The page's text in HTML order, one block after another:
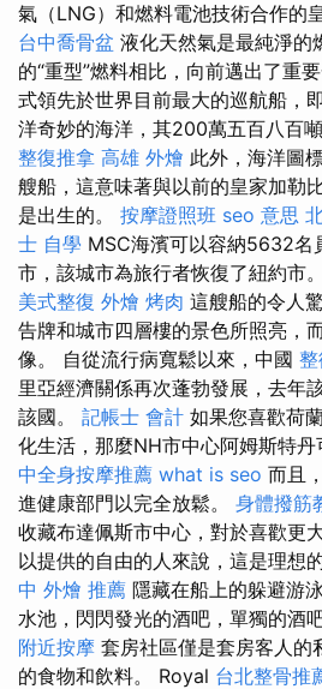
氣（LNG）和燃料電池技術合作的
台中喬骨盆 液化天然氣是最純淨的
的“重型”燃料相比，向前邁出了重
式領先於世界目前最大的巡航船，
洋奇妙的海洋，其200萬五百八百
整復推拿 高雄 外燴 此外，海洋圖
艘船，這意味著與以前的皇家加勒
是出生的。 按摩證照班 seo 意思
士 自學 MSC海濱可以容納5632名
市，該城市為旅行者恢復了紐約市。
美式整復 外燴 烤肉 這艘船的令人
告牌和城市四層樓的景色所照亮，
像。 自從流行病寬鬆以來，中國 整
里亞經濟關係再次蓬勃發展，去年
該國。 記帳士 會計 如果您喜歡荷
化生活，那麼NH市中心阿姆斯特丹
中全身按摩推薦 what is seo 而且
進健康部門以完全放鬆。 身體撥筋
收藏布達佩斯市中心，對於喜歡更
以提供的自由的人來說，這是理想
中 外燴 推薦 隱藏在船上的躲避游
水池，閃閃發光的酒吧，單獨的酒
附近按摩 套房社區僅是套房客人的
的食物和飲料。 Royal 台北整骨推